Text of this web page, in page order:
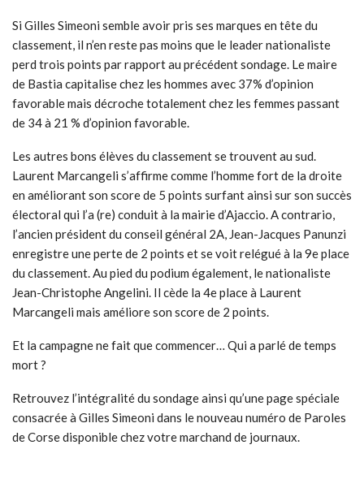
Si Gilles Simeoni semble avoir pris ses marques en tête du
classement, il n’en reste pas moins que le leader nationaliste
perd trois points par rapport au précédent sondage. Le maire
de Bastia capitalise chez les hommes avec 37% d’opinion
favorable mais décroche totalement chez les femmes passant
de 34 à 21 % d’opinion favorable.
Les autres bons élèves du classement se trouvent au sud.
Laurent Marcangeli s’affirme comme l’homme fort de la droite
en améliorant son score de 5 points surfant ainsi sur son succès
électoral qui l’a (re) conduit à la mairie d’Ajaccio. A contrario,
l’ancien président du conseil général 2A, Jean-Jacques Panunzi
enregistre une perte de 2 points et se voit relégué à la 9e place
du classement. Au pied du podium également, le nationaliste
Jean-Christophe Angelini. Il cède la 4e place à Laurent
Marcangeli mais améliore son score de 2 points.
Et la campagne ne fait que commencer… Qui a parlé de temps
mort ?
Retrouvez l’intégralité du sondage ainsi qu’une page spéciale
consacrée à Gilles Simeoni dans le nouveau numéro de Paroles
de Corse disponible chez votre marchand de journaux.